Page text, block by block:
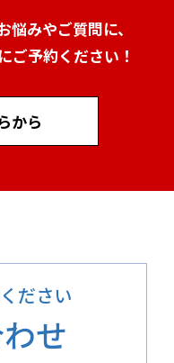
みやご質問に、
ご予約ください！
から
ださい
せ